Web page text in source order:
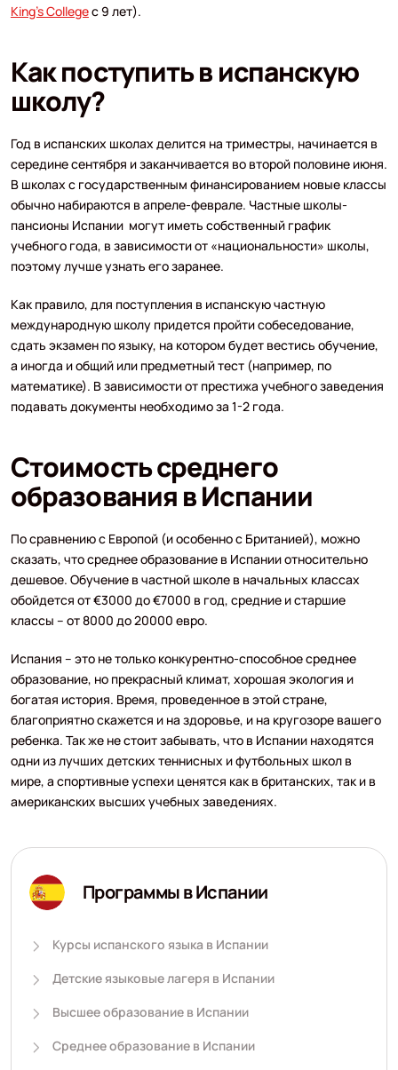
King’s Collegeс 9 лет).
Как поступить в испанскую
школу?
Год в испанских школах делится на триместры, начинается в
середине сентября и заканчивается во второй половине июня.
В школах с государственным финансированием новые классы
обычно набираются в апреле-феврале. Частные школы-
пансионы Испании могут иметь собственный график
учебного года, в зависимости от «национальности» школы,
поэтому лучше узнать его заранее.
Как правило, для поступления в испанскую частную
международную школу придется пройти собеседование,
сдать экзамен по языку, на котором будет вестись обучение,
а иногда и общий или предметный тест (например, по
математике). В зависимости от престижа учебного заведения
подавать документы необходимо за 1-2 года.
Стоимость среднего
образования в Испании
По сравнению с Европой (и особенно с Британией), можно
сказать, что среднее образование в Испании относительно
дешевое. Обучение в частной школе в начальных классах
обойдется от €3000 до €7000 в год, средние и старшие
классы – от 8000 до 20000 евро.
Испания – это не только конкурентно-способное среднее
образование, но прекрасный климат, хорошая экология и
богатая история. Время, проведенное в этой стране,
благоприятно скажется и на здоровье, и на кругозоре вашего
ребенка. Так же не стоит забывать, что в Испании находятся
одни из лучших детских теннисных и футбольных школ в
мире, а спортивные успехи ценятся как в британских, так и в
американских высших учебных заведениях.
Программы в Испании
Курсы испанского языка в Испании
Детские языковые лагеря в Испании
Высшее образование в Испании
Среднее образование в Испании